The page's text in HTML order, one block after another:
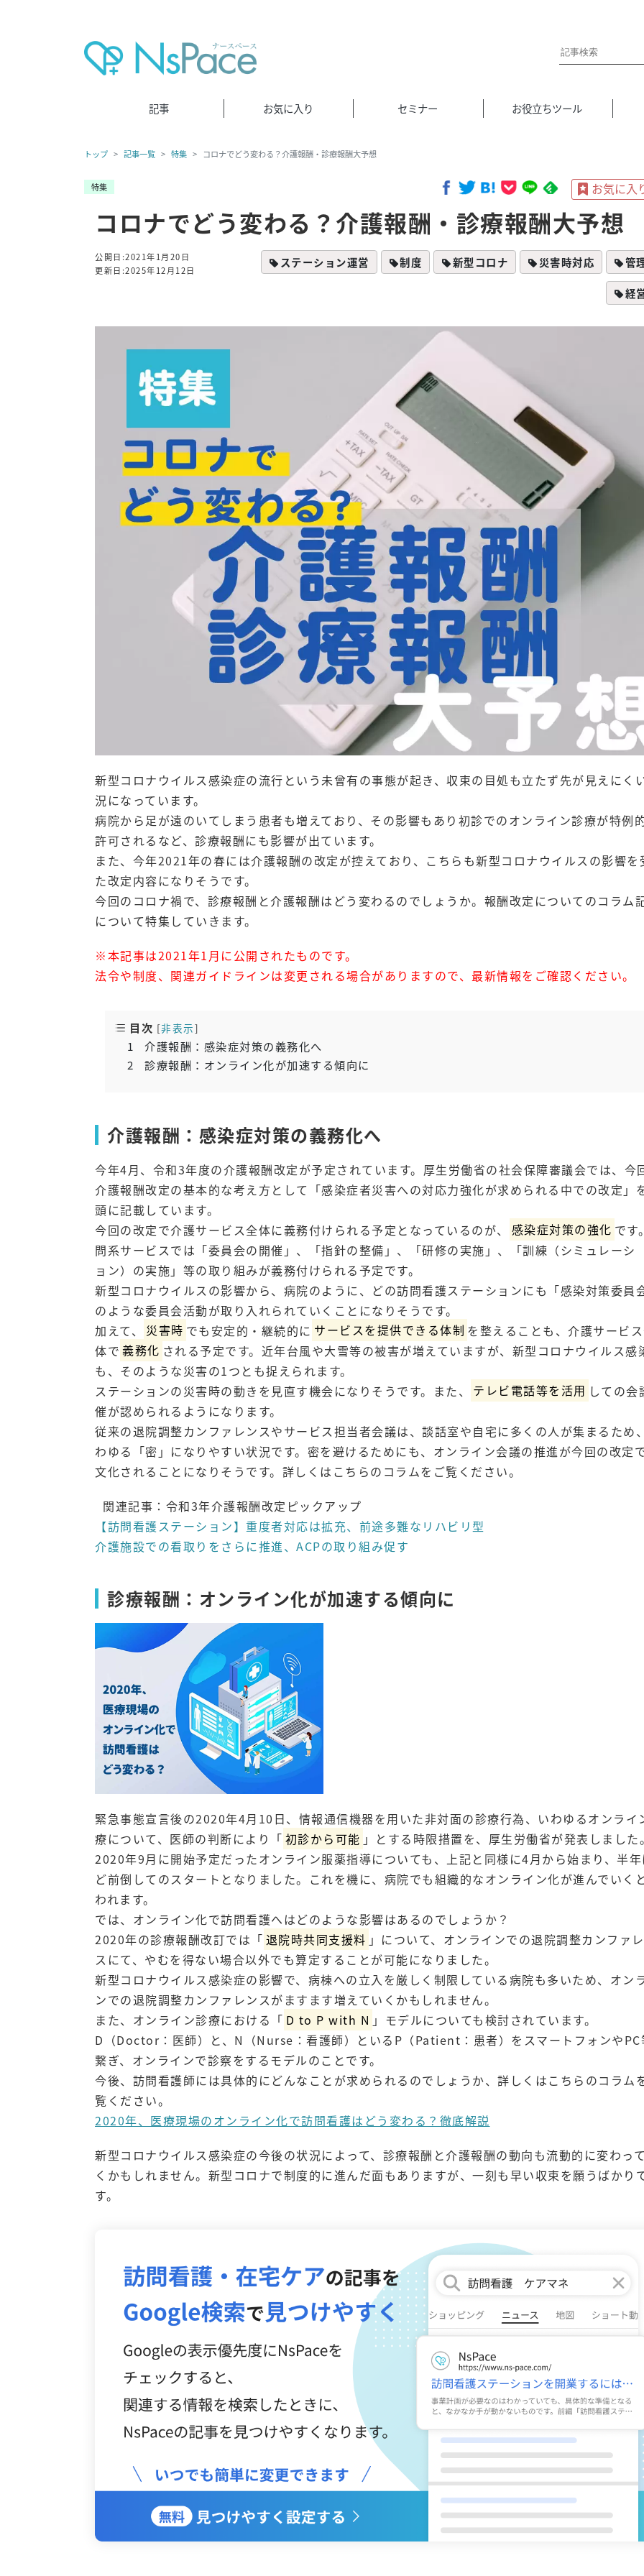
記事 お気に入り セミナー お役立ちツール
トップ 記事一覧 特集 コロナでどう変わる？介護報酬・診療報酬大予想
特集
コロナでどう変わる？介護報酬・診療報酬大予想
公開日:2021年1月20日
更新日:2025年12月12日
ステーション運営 制度 新型コロナ 災害時対応 管
経
新型コロナウイルス感染症の流行という未曾有の事態が起き、収束の目処も立たず先が見えにく
況になっています。
病院から足が遠のいてしまう患者も増えており、その影響もあり初診でのオンライン診療が特例
許可されるなど、診療報酬にも影響が出ています。
また、今年2021年の春には介護報酬の改定が控えており、こちらも新型コロナウイルスの影響を
た改定内容になりそうです。
今回のコロナ禍で、診療報酬と介護報酬はどう変わるのでしょうか。報酬改定についてのコラム
について特集していきます。
※本記事は2021年1月に公開されたものです。
法令や制度、関連ガイドラインは変更される場合がありますので、最新情報をご確認ください。
目次 [非表示]
1
介護報酬：感染症対策の義務化へ
2
診療報酬：オンライン化が加速する傾向に
介護報酬：感染症対策の義務化へ
今年4月、令和3年度の介護報酬改定が予定されています。厚生労働省の社会保障審議会では、今
介護報酬改定の基本的な考え方として「感染症者災害への対応力強化が求められる中での改定」
頭に記載しています。
今回の改定で介護サービス全体に義務付けられる予定となっているのが、
感染症対策の強化 です
問系サービスでは「委員会の開催」、「指針の整備」、「研修の実施」、「訓練（シミュレーシ
ョン）の実施」等の取り組みが義務付けられる予定です。
新型コロナウイルスの影響から、病院のように、どの訪問看護ステーションにも「感染対策委員会
のような委員会活動が取り入れられていくことになりそうです。
加えて、
災害時 でも安定的・継続的に サービスを提供できる体制 を整えることも、介護サービ
体で 義務化 される予定です。近年台風や大雪等の被害が増えていますが、新型コロナウイルス感
も、そのような災害の1つとも捉えられます。
ステーションの災害時の動きを見直す機会になりそうです。また、
テレビ電話等を活用 しての会
催が認められるようになります。
従来の退院調整カンファレンスやサービス担当者会議は、談話室や自宅に多くの人が集まるため
わゆる「密」になりやすい状況です。密を避けるためにも、オンライン会議の推進が今回の改定
文化されることになりそうです。詳しくはこちらのコラムをご覧ください。
関連記事：令和3年介護報酬改定ピックアップ
【訪問看護ステーション】重度者対応は拡充、前途多難なリハビリ型
介護施設での看取りをさらに推進、ACPの取り組み促す
診療報酬：オンライン化が加速する傾向に
緊急事態宣言後の2020年4月10日、情報通信機器を用いた非対面の診療行為、いわゆるオンライ
療について、医師の判断により「 初診から可能 」とする時限措置を、厚生労働省が発表しました。
2020年9月に開始予定だったオンライン服薬指導についても、上記と同様に4月から始まり、半年
ど前倒してのスタートとなりました。これを機に、病院でも組織的なオンライン化が進んでいく
われます。
では、オンライン化で訪問看護へはどのような影響はあるのでしょうか？
2020年の診療報酬改訂では「 退院時共同支援料 」について、オンラインでの退院調整カンファ
スにて、やむを得ない場合以外でも算定することが可能になりました。
新型コロナウイルス感染症の影響で、病棟への立入を厳しく制限している病院も多いため、オン
ンでの退院調整カンファレンスがますます増えていくかもしれません。
また、オンライン診療における「 D to P with N 」モデルについても検討されています。
D（Doctor：医師）と、N（Nurse：看護師）といるP（Patient：患者）をスマートフォンやPC
繋ぎ、オンラインで診察をするモデルのことです。
今後、訪問看護師には具体的にどんなことが求められるのでしょうか、詳しくはこちらのコラム
覧ください。
2020年、医療現場のオンライン化で訪問看護はどう変わる？徹底解説
新型コロナウイルス感染症の今後の状況によって、診療報酬と介護報酬の動向も流動的に変わっ
くかもしれません。新型コロナで制度的に進んだ面もありますが、一刻も早い収束を願うばかり
す。